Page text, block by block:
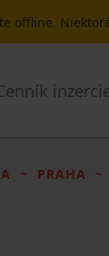
offline.
PRAHA